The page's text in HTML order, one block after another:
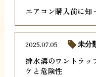
エアコン購入前に知
排水溝のワントラッ
ケと危険性
2025.07.05 未分